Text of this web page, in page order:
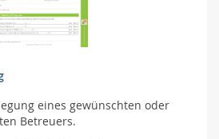
eines gewünschten oder
Betreuers.